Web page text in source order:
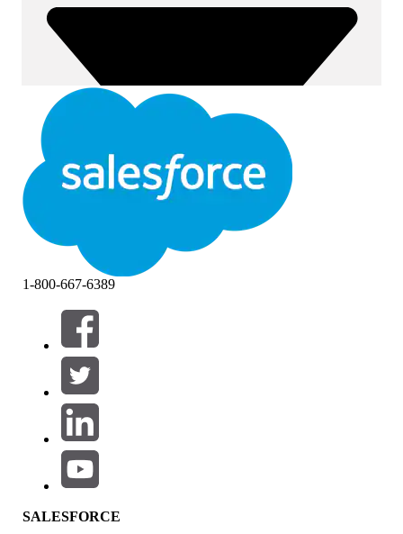
Filter (0)
FILTER AUSWÄHLEN
Produktbereich
Auswirkungen auf Funktionen
1-800-667-6389
SALESFORCE